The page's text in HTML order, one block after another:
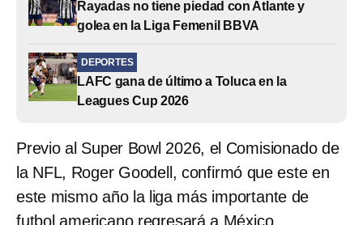
Rayadas no tiene piedad con Atlante y
golea en la Liga Femenil BBVA
DEPORTES
LAFC gana de último a Toluca en la
Leagues Cup 2026
Previo al Super Bowl 2026, el Comisionado de
la NFL, Roger Goodell, confirmó que este en
este mismo año la liga más importante de
futbol americano regresará a México.